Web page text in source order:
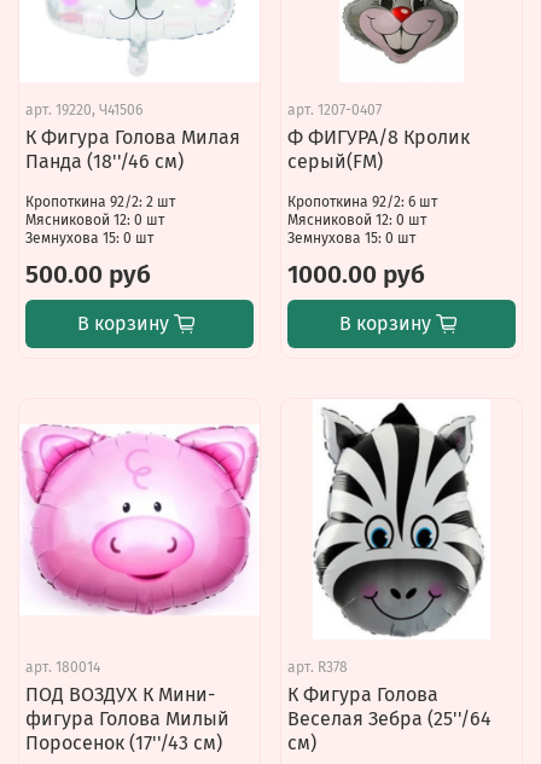
арт. 19220, Ч41506
К Фигура Голова Милая
Панда (18''/46 см)
Кропоткина 92/2: 2 шт
Мясниковой 12: 0 шт
Земнухова 15: 0 шт
500.00 руб
В корзину
арт. 1207-0407
Ф ФИГУРА/8 Кролик
серый(FM)
Кропоткина 92/2: 6 шт
Мясниковой 12: 0 шт
Земнухова 15: 0 шт
1000.00 руб
В корзину
арт. 180014
ПОД ВОЗДУХ К Мини-
фигура Голова Милый
Поросенок (17''/43 см)
арт. R378
К Фигура Голова
Веселая Зебра (25''/64
см)